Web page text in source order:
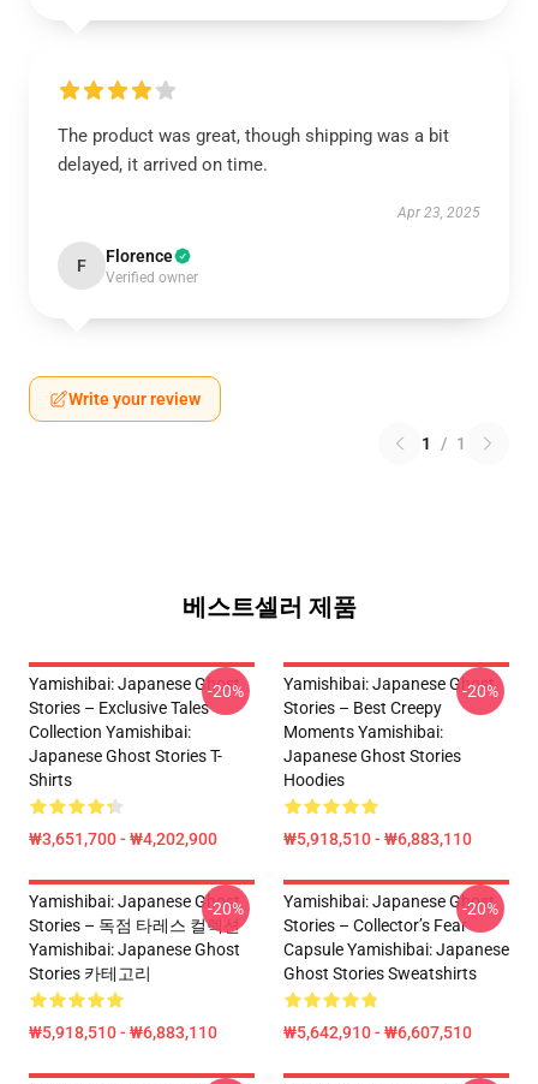
The product was great, though shipping was a bit
delayed, it arrived on time.
Apr 23, 2025
F Florence
Verified owner
Write your review
1 / 1
베스트셀러 제품
Yamishibai: Japanese Ghost
Stories – Exclusive Tales
Collection Yamishibai:
Japanese Ghost Stories T-
Shirts
₩3,651,700 - ₩4,202,900
-20%
Yamishibai: Japanese Ghost
Stories – Best Creepy
Moments Yamishibai:
Japanese Ghost Stories
Hoodies
₩5,918,510 - ₩6,883,110
-20%
Yamishibai: Japanese Ghost
Stories – 독점 타레스 컬렉션
Yamishibai: Japanese Ghost
Stories 카테고리
₩5,918,510 - ₩6,883,110
-20%
Yamishibai: Japanese Ghost
Stories – Collector’s Fear
Capsule Yamishibai: Japanese
Ghost Stories Sweatshirts
₩5,642,910 - ₩6,607,510
-20%